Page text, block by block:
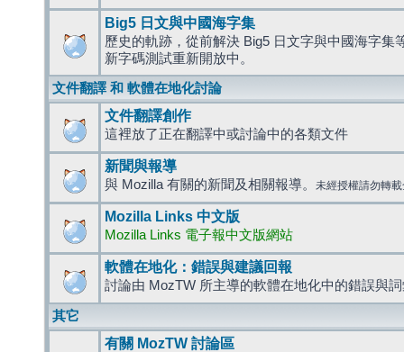
Big5 日文與中國海字集
歷史的軌跡，從前解決 Big5 日文字與中國海字集
新字碼測試重新開放中。
文件翻譯 和 軟體在地化討論
文件翻譯創作
這裡放了正在翻譯中或討論中的各類文件
新聞與報導
與 Mozilla 有關的新聞及相關報導。 未經授權請勿轉
Mozilla Links 中文版
Mozilla Links 電子報中文版網站
軟體在地化：錯誤與建議回報
討論由 MozTW 所主導的軟體在地化中的錯誤與
其它
有關 MozTW 討論區